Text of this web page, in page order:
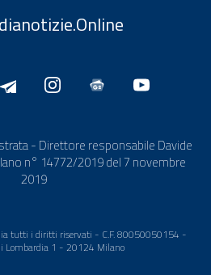
- Direttore responsabile Davide
n° 14772/2019 del 7 novembre
2019
tutti i diritti riservati - C.F. 80050050154 -
Lombardia 1 - 20124 Milano